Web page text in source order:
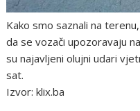
Kako smo saznali na
da se vozači upozoravaju
su najavljeni olujni udari
sat.
Izvor: klix.ba